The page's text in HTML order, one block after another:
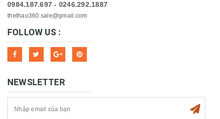
0984.187.697 - 0246.292.1887
thethao360.sale@gmail.com
FOLLOW US :
NEWSLETTER